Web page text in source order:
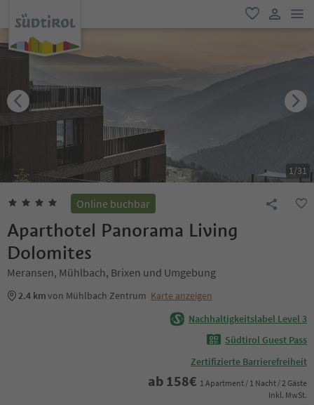
favorit
user link
1/31
Online buchbar
Aparthotel Panorama Living
Dolomites
Meransen, Mühlbach, Brixen und Umgebung
2.4 kmvon Mühlbach Zentrum Karte anzeigen
Nachhaltigkeitslabel Level 3
Südtirol Guest Pass
Zertifizierte Barrierefreiheit
ab 158€ 1 Apartment / 1 Nacht / 2 Gäste
Inkl. MwSt.